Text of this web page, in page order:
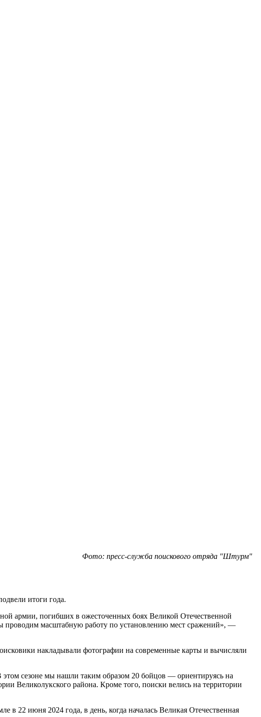
Фото: пресс-служба поискового отряда "Штурм"
итоги года.
армии, погибших в ожесточенных боях Великой Отечественной
проводим масштабную работу по установлению мест сражений», —
накладывали фотографии на современные карты и вычисляли
сезоне мы нашли таким образом 20 бойцов — ориентируясь на
Великолукского района. Кроме того, поиски велись на территории
в 22 июня 2024 года, в день, когда началась Великая Отечественная